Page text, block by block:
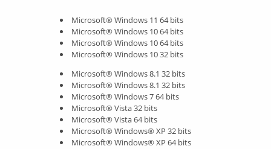
Microsoft® Windows 11 64 bits
Microsoft® Windows 10 64 bits
Microsoft® Windows 10 64 bits
Microsoft® Windows 10 32 bits
Microsoft® Windows 8.1 32 bits
Microsoft® Windows 8.1 32 bits
Microsoft® Windows 7 64 bits
Microsoft® Vista 32 bits
Microsoft® Vista 64 bits
Microsoft® Windows® XP 32 bits
Microsoft® Windows® XP 64 bits